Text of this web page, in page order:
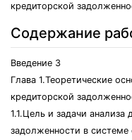
кредиторской
Содержание
Введение 3
Глава 1.Теоретические
кредиторской
1.1.Цель и задачи
задолженности в системе